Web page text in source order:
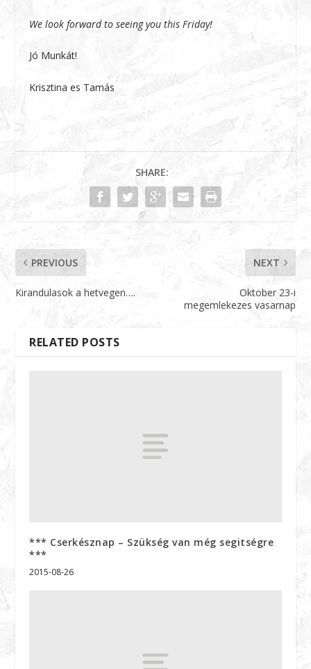
We look forward to seeing you this Friday!
Jó Munkát!
Krisztina es Tamás
SHARE:
PREVIOUS
Kirandulasok a hetvegen….
NEXT
Oktober 23-i
megemlekezes vasarnap
RELATED POSTS
*** Cserkésznap – Szükség van még segitségre
***
2015-08-26